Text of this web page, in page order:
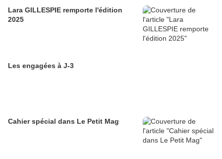
Lara GILLESPIE remporte l'édition
2025
Les engagées à J-3
Cahier spécial dans Le Petit Mag